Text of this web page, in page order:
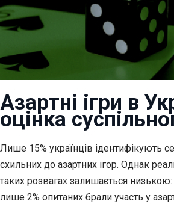
Азартні ігри в
оцінка
Лише 15% українців ідентифікують
схильних до азартних ігор. Однак
таких розвагах залишається низькою:
лише 2% опитаних брали участь у